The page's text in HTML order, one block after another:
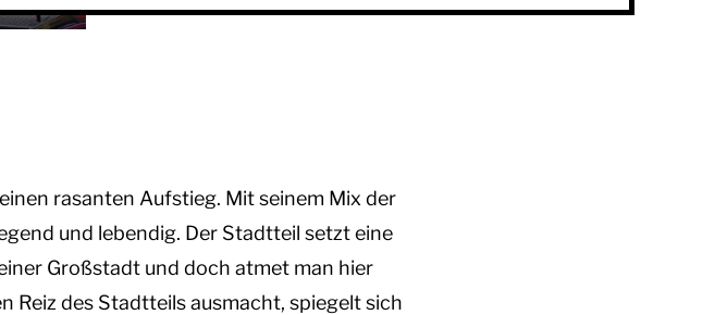
rasanten Aufstieg. Mit seinem Mix der
und lebendig. Der Stadtteil setzt eine
Großstadt und doch atmet man hier
Reiz des Stadtteils ausmacht, spiegelt sich